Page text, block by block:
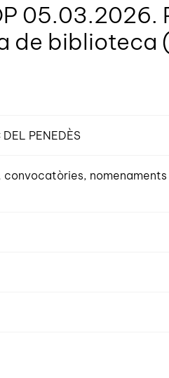
05.03.2026.
biblioteca
PENEDÈS
convocatòries,